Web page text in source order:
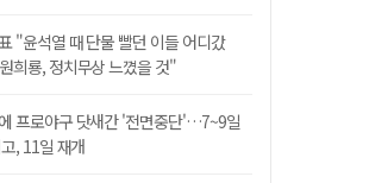
"윤석열 때 단물 빨던 이들 어디갔
희룡, 정치무상 느꼈을 것"
프로야구 닷새간 '전면중단'…7~9일
, 11일 재개